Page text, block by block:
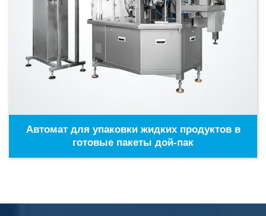
Автомат для упаковки жидких продуктов в
готовые пакеты дой-пак